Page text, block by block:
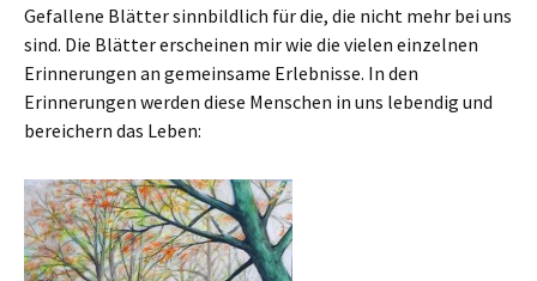
Gefallene Blätter sinnbildlich für die, die nicht mehr bei uns
sind. Die Blätter erscheinen mir wie die vielen einzelnen
Erinnerungen an gemeinsame Erlebnisse. In den
Erinnerungen werden diese Menschen in uns lebendig und
bereichern das Leben: